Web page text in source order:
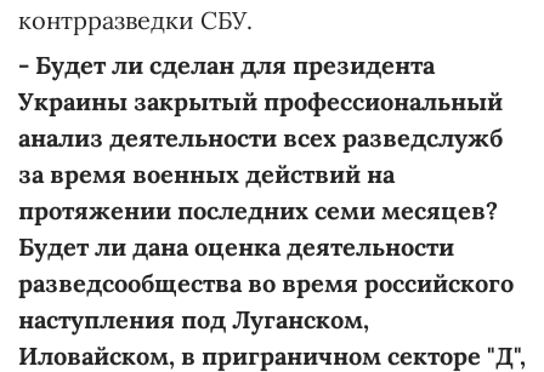
контрразведки СБУ.
- Будет ли сделан для президента
Украины закрытый профессиональный
анализ деятельности всех разведслужб
за время военных действий на
протяжении последних семи месяцев?
Будет ли дана оценка деятельности
разведсообщества во время российского
наступления под Луганском,
Иловайском, в приграничном секторе "Д",